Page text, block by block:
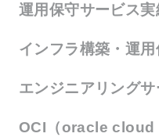
運用保守サービス実
インフラ構築・運
エンジニアリング
OCI（oracle